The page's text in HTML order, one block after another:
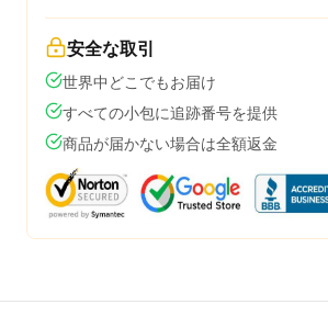
安全な取引
世界中どこでもお届け
すべての小包に追跡番号を提供
商品が届かない場合は全額返金